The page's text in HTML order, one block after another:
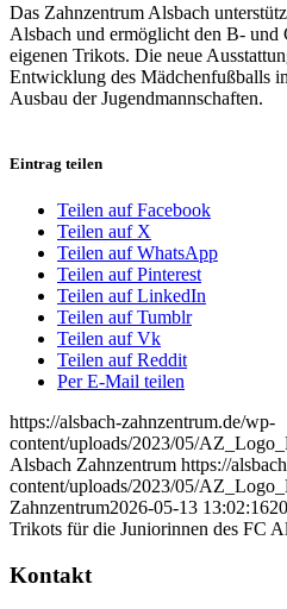
Das Zahnzentrum Alsbach
Alsbach und ermöglicht den B- und
eigenen Trikots. Die neue
Entwicklung des Mädchenfußballs
Ausbau der Jugendmannschaften.
Eintrag teilen
Teilen auf Facebook
Teilen auf X
Teilen auf WhatsApp
Teilen auf Pinterest
Teilen auf LinkedIn
Teilen auf Tumblr
Teilen auf Vk
Teilen auf Reddit
Per E-Mail teilen
https://alsbach-zahnzentrum.de/wp-
content/uploads/2023/05/
Alsbach Zahnzentrum https://
content/uploads/2023/05/
Zahnzentrum2026-05-13 13:02:16
Trikots für die Juniorinnen des FC
Kontakt